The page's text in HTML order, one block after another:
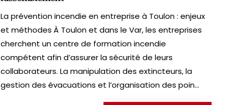
La prévention incendie en entreprise à Toulon : enjeux
et méthodes À Toulon et dans le Var, les entreprises
cherchent un centre de formation incendie
compétent afin d’assurer la sécurité de leurs
collaborateurs. La manipulation des extincteurs, la
gestion des évacuations et l’organisation des poin...